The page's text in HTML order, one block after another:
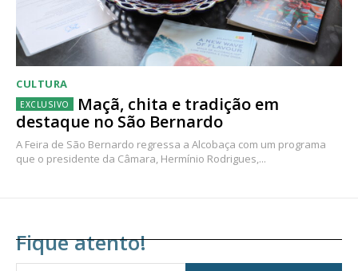
CULTURA
Maçã, chita e tradição em
destaque no São Bernardo
A Feira de São Bernardo regressa a Alcobaça com um programa
que o presidente da Câmara, Hermínio Rodrigues,...
Fique atento!